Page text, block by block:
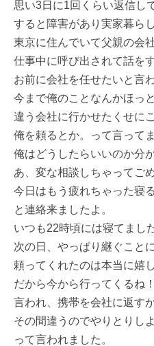
思い3日に1回くらい返信し
すると障害があり実家暮ら
東京に住んでいて父親の会
仕事中に呼び出されて話を
お前に会社を任せたいと言わ
今まで俺のことなんかほっ
違う会社に行かせたくせに
俺を頼るとか。って言って
俺はどうしたらいいのか分
あ、変な相談しちゃってごめ
今日はもう疲れちゃった寝る
と連絡来ましたよ。
いつも22時頃には寝てました
次の日、やっぱり継ぐこと
頼ってくれたのは本当に嬉
だから今から行ってくるね
言われ、携帯を会社に返す
その間違うのでやりとりし
って言われました。